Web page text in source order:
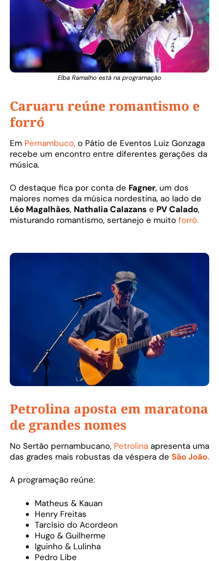
Elba Ramalho está na programação
Caruaru reúne romantismo e
forró
Em Pernambuco, o Pátio de Eventos Luiz Gonzaga
recebe um encontro entre diferentes gerações da
música.
O destaque fica por conta de Fagner, um dos
maiores nomes da música nordestina, ao lado de
Léo Magalhães, Nathalia Calazans e PV Calado,
misturando romantismo, sertanejo e muito forró.
Petrolina aposta em maratona
de grandes nomes
No Sertão pernambucano, Petrolina apresenta uma
das grades mais robustas da véspera de São João.
A programação reúne:
Matheus & Kauan
Henry Freitas
Tarcísio do Acordeon
Hugo & Guilherme
Iguinho & Lulinha
Pedro Libe